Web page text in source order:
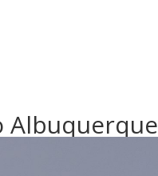
Albuquerque